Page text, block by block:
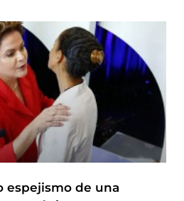
espejismo de una